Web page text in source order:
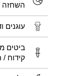
השחזה
עוגנים
ביטים
קידוח